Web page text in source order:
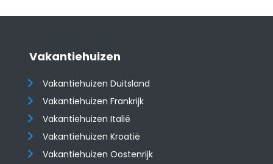
Vakantiehuizen
Vakantiehuizen Duitsland
Vakantiehuizen Frankrijk
Vakantiehuizen Italië
Vakantiehuizen Kroatië
​​​​​​​Vakantiehuizen Oostenrijk